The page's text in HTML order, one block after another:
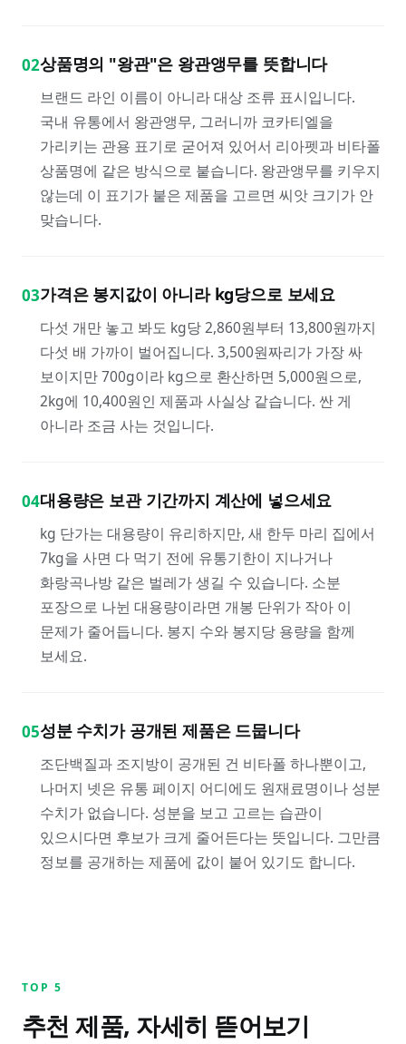
02상품명의 "왕관"은 왕관앵무를 뜻합니다
브랜드 라인 이름이 아니라 대상 조류 표시입니다.
국내 유통에서 왕관앵무, 그러니까 코카티엘을
가리키는 관용 표기로 굳어져 있어서 리아펫과 비타폴
상품명에 같은 방식으로 붙습니다. 왕관앵무를 키우지
않는데 이 표기가 붙은 제품을 고르면 씨앗 크기가 안
맞습니다.
03가격은 봉지값이 아니라 kg당으로 보세요
다섯 개만 놓고 봐도 kg당 2,860원부터 13,800원까지
다섯 배 가까이 벌어집니다. 3,500원짜리가 가장 싸
보이지만 700g이라 kg으로 환산하면 5,000원으로,
2kg에 10,400원인 제품과 사실상 같습니다. 싼 게
아니라 조금 사는 것입니다.
04대용량은 보관 기간까지 계산에 넣으세요
kg 단가는 대용량이 유리하지만, 새 한두 마리 집에서
7kg을 사면 다 먹기 전에 유통기한이 지나거나
화랑곡나방 같은 벌레가 생길 수 있습니다. 소분
포장으로 나뉜 대용량이라면 개봉 단위가 작아 이
문제가 줄어듭니다. 봉지 수와 봉지당 용량을 함께
보세요.
05성분 수치가 공개된 제품은 드뭅니다
조단백질과 조지방이 공개된 건 비타폴 하나뿐이고,
나머지 넷은 유통 페이지 어디에도 원재료명이나 성분
수치가 없습니다. 성분을 보고 고르는 습관이
있으시다면 후보가 크게 줄어든다는 뜻입니다. 그만큼
정보를 공개하는 제품에 값이 붙어 있기도 합니다.
TOP 5
추천 제품, 자세히 뜯어보기